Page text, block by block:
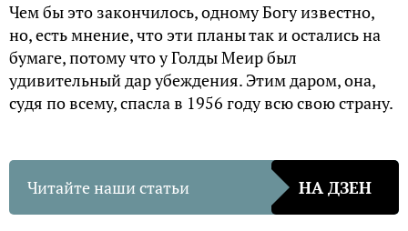
Чем бы это закончилось, одному Богу известно,
но, есть мнение, что эти планы так и остались на
бумаге, потому что у Голды Меир был
удивительный дар убеждения. Этим даром, она,
судя по всему, спасла в 1956 году всю свою страну.
Читайте наши статьи НА ДЗЕН